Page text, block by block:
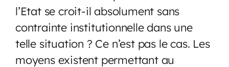
l’Etat se croit-il absolument sans
contrainte institutionnelle dans une
telle situation ? Ce n’est pas le cas. Les
moyens existent permettant au